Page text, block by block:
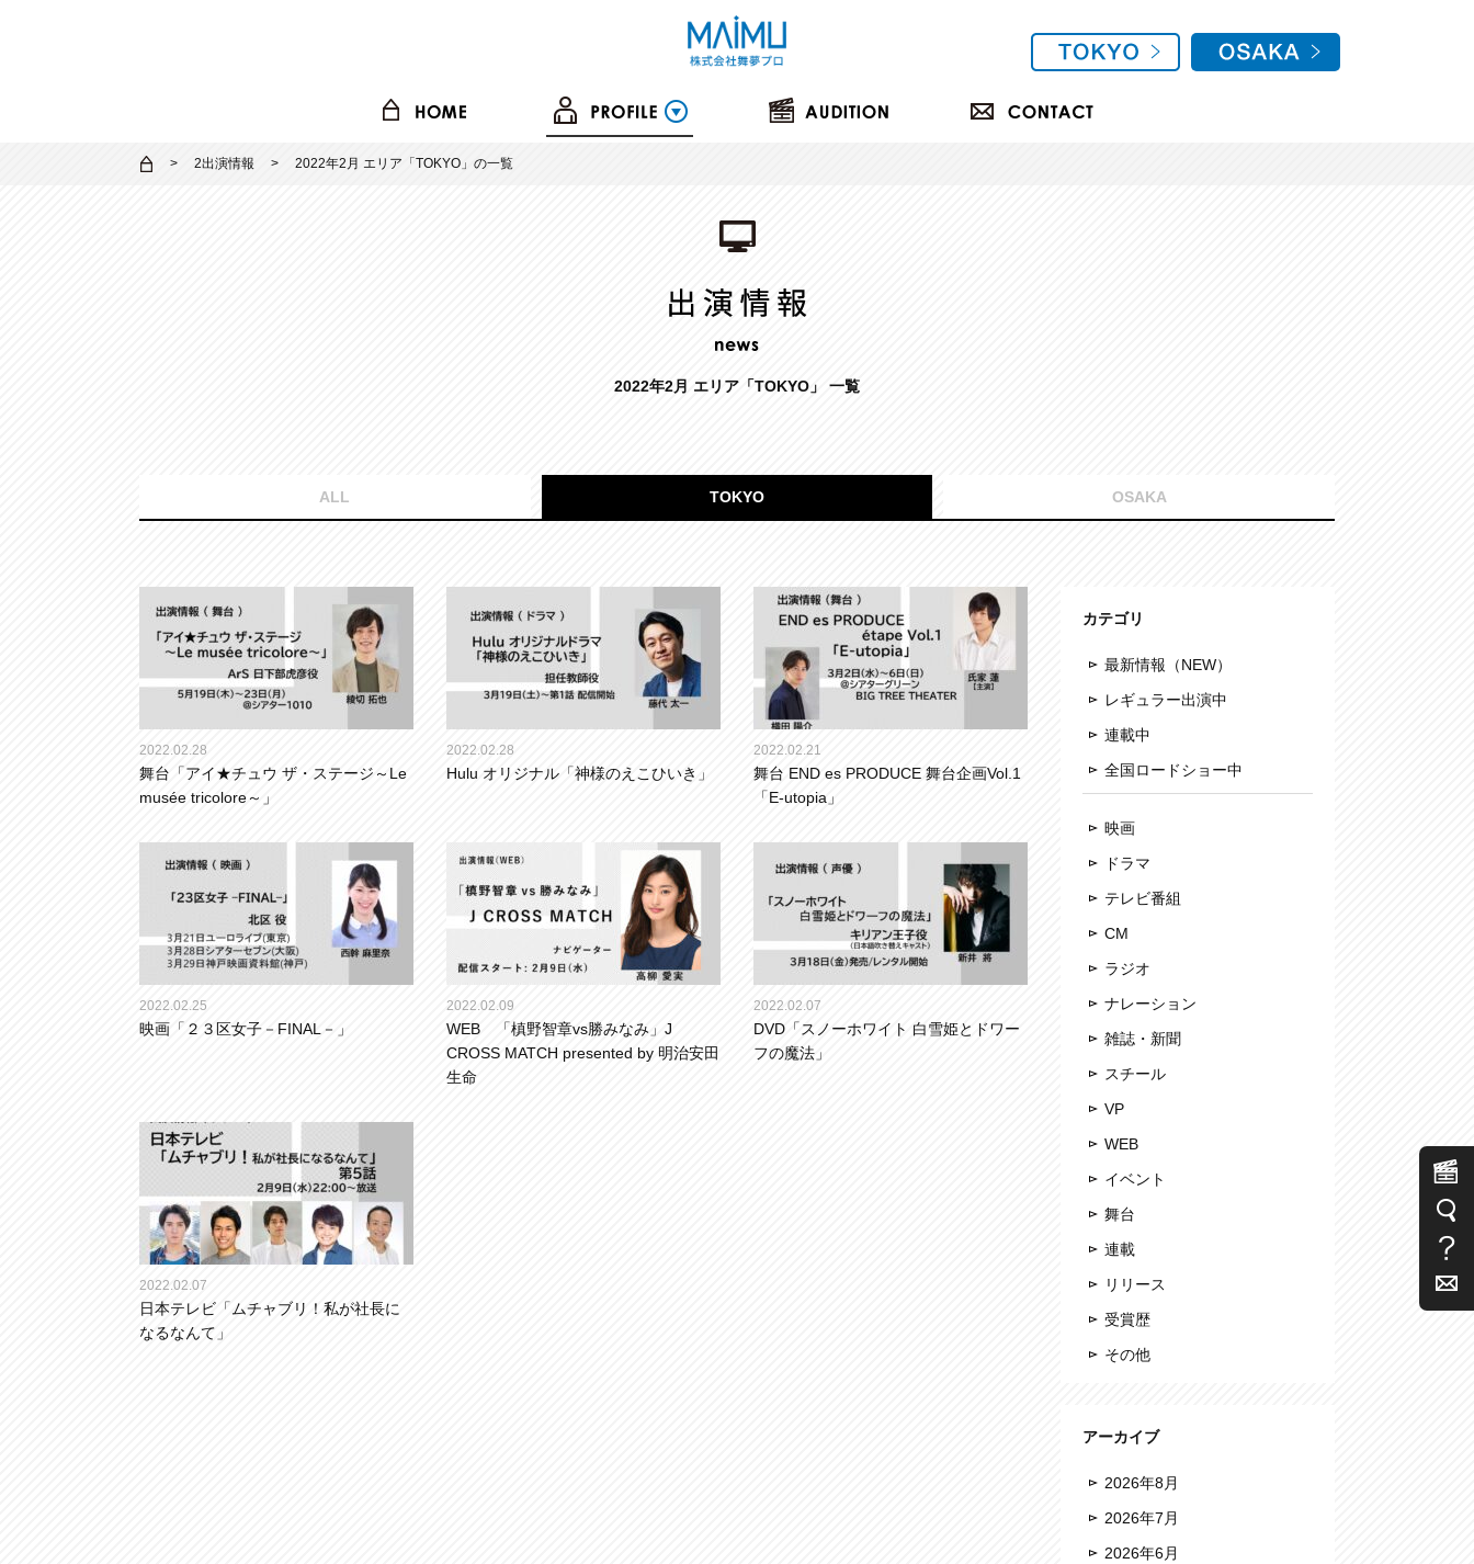
2出演情報 2022年2月 エリア「TOKYO」の一覧
2022年2月 エリア「TOKYO」 一覧
ALL TOKYO OSAKA
2022.02.28
舞台「アイ★チュウ ザ・ステージ～Le
musée tricolore～」
2022.02.28
Hulu オリジナル「神様のえこひいき」
2022.02.21
舞台 END es PRODUCE 舞台企画Vol.1
「E-utopia」
2022.02.25
映画「２３区女子－FINAL－」
2022.02.09
WEB 「槙野智章vs勝みなみ」J
CROSS MATCH presented by 明治安田
生命
2022.02.07
DVD「スノーホワイト 白雪姫とドワー
フの魔法」
2022.02.07
日本テレビ「ムチャブリ！私が社長に
なるなんて」
カテゴリ
最新情報（NEW）
レギュラー出演中
連載中
全国ロードショー中
映画
ドラマ
テレビ番組
CM
ラジオ
ナレーション
雑誌・新聞
スチール
VP
WEB
イベント
舞台
連載
リリース
受賞歴
その他
アーカイブ
2026年8月
2026年7月
2026年6月